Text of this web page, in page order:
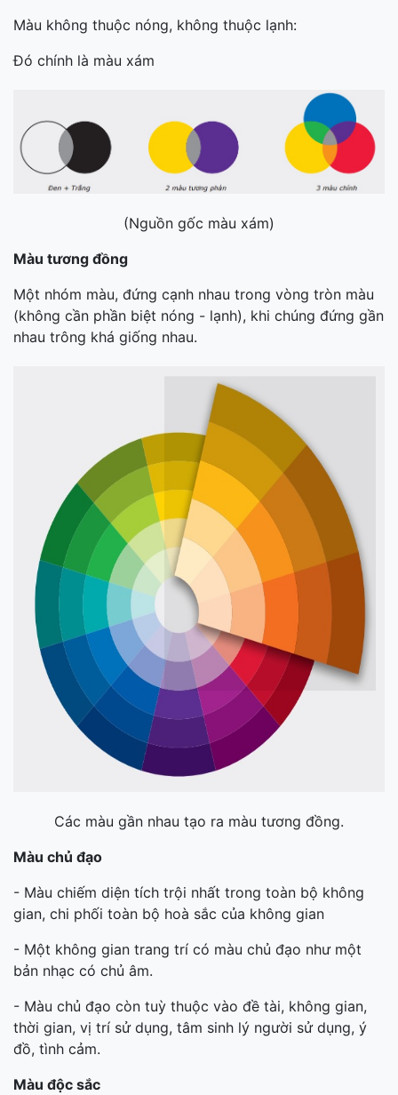
Màu không thuộc nóng, không thuộc lạnh:
Đó chính là màu xám
(Nguồn gốc màu xám)
Màu tương đồng
Một nhóm màu, đứng cạnh nhau trong vòng tròn màu
(không cần phần biệt nóng - lạnh), khi chúng đứng gần
nhau trông khá giống nhau.
Các màu gần nhau tạo ra màu tương đồng.
Màu chủ đạo
- Màu chiếm diện tích trội nhất trong toàn bộ không
gian, chi phối toàn bộ hoà sắc của không gian
- Một không gian trang trí có màu chủ đạo như một
bản nhạc có chủ âm.
- Màu chủ đạo còn tuỳ thuộc vào đề tài, không gian,
thời gian, vị trí sử dụng, tâm sinh lý người sử dụng, ý
đồ, tình cảm.
Màu độc sắc